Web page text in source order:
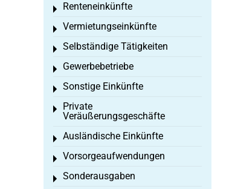
Renteneinkünfte
Toggle menu
Vermietungseinkünfte
Toggle menu
Selbständige Tätigkeiten
Toggle menu
Gewerbebetriebe
Toggle menu
Sonstige Einkünfte
Toggle menu
Private
Veräußerungsgeschäfte
Toggle menu
Ausländische Einkünfte
Toggle menu
Vorsorgeaufwendungen
Toggle menu
Sonderausgaben
Toggle menu